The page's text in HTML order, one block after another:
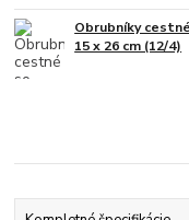
Obrubníky
15 x 26 cm (12/4)